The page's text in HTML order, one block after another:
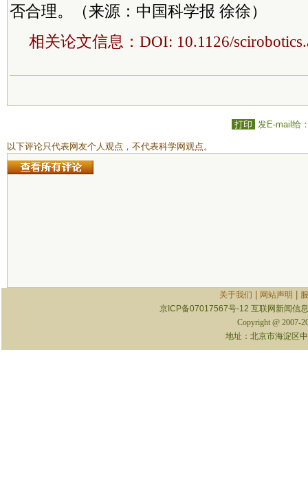
否合理。（来源：中国科学报 徐徐）
相关论文信息：DOI: 10.1126/
打印 发E-mail给
以下评论只代表网友个人观点，不代表科学网观点。
关于我们 网站声明
京ICP备07017567号-12 互联网新闻信
Copyright @ 2007-
地址：北京市海淀区